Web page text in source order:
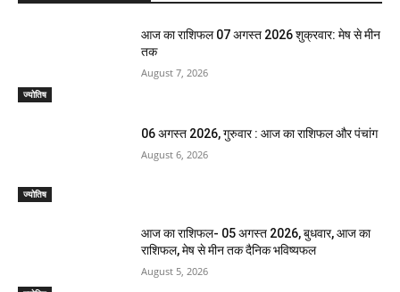
ज्योतिष
आज का राशिफल 07 अगस्त 2026 शुक्रवार: मेष से मीन
तक
August 7, 2026
ज्योतिष
06 अगस्त 2026, गुरुवार : आज का राशिफल और पंचांग
August 6, 2026
आज का राशिफल- 05 अगस्त 2026, बुधवार, आज का
राशिफल, मेष से मीन तक दैनिक भविष्यफल
August 5, 2026